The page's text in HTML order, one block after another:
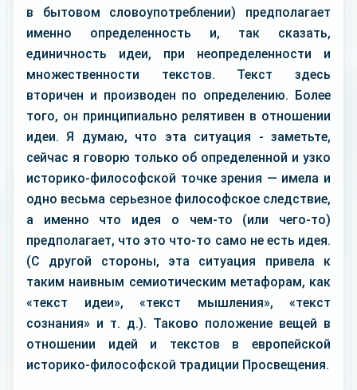
в бытовом словоупотреблении) предполагает
именно определенность и, так сказать,
единичность идеи, при неопределенности и
множественности текстов. Текст здесь
вторичен и производен по определению. Более
того, он принципиально релятивен в отношении
идеи. Я думаю, что эта ситуация - заметьте,
сейчас я говорю только об определенной и узко
историко-философской точке зрения — имела и
одно весьма серьезное философское следствие,
а именно что идея о чем-то (или чего-то)
предполагает, что это что-то само не есть идея.
(С другой стороны, эта ситуация привела к
таким наивным семиотическим метафорам, как
«текст идеи», «текст мышления», «текст
сознания» и т. д.). Таково положение вещей в
отношении идей и текстов в европейской
историко-философской традиции Просвещения.